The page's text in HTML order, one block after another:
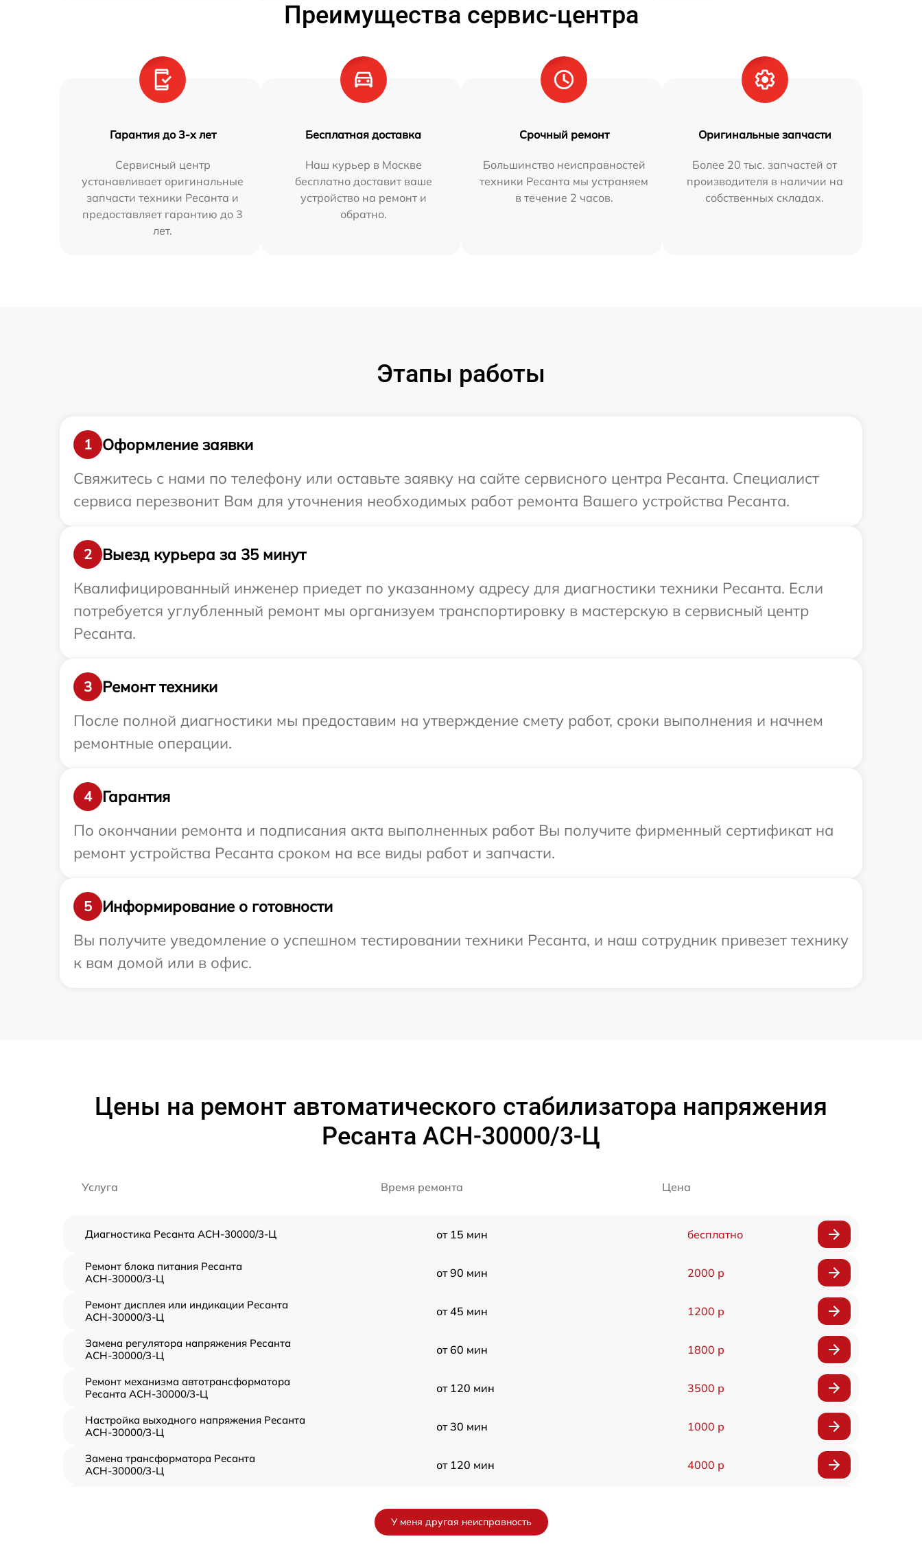
Преимущества сервис-центра
Гарантия до 3-х лет
Сервисный центр
устанавливает оригинальные
запчасти техники Ресанта и
предоставляет гарантию до 3
лет.
Бесплатная доставка
Наш курьер в Москве
бесплатно доставит ваше
устройство на ремонт и
обратно.
Срочный ремонт
Большинство неисправностей
техники Ресанта мы устраняем
в течение 2 часов.
Оригинальные запчасти
Более 20 тыс. запчастей от
производителя в наличии на
собственных складах.
Этапы работы
1
Оформление заявки
Свяжитесь с нами по телефону или оставьте заявку на сайте сервисного центра Ресанта. Специалист
сервиса перезвонит Вам для уточнения необходимых работ ремонта Вашего устройства Ресанта.
2
Выезд курьера за 35 минут
Квалифицированный инженер приедет по указанному адресу для диагностики техники Ресанта. Если
потребуется углубленный ремонт мы организуем транспортировку в мастерскую в сервисный центр
Ресанта.
3
Ремонт техники
После полной диагностики мы предоставим на утверждение смету работ, сроки выполнения и начнем
ремонтные операции.
4
Гарантия
По окончании ремонта и подписания акта выполненных работ Вы получите фирменный сертификат на
ремонт устройства Ресанта сроком на все виды работ и запчасти.
5
Информирование о готовности
Вы получите уведомление о успешном тестировании техники Ресанта, и наш сотрудник привезет технику
к вам домой или в офис.
Цены на ремонт автоматического стабилизатора напряжения
Ресанта АСН-30000/3-Ц
Услуга Время ремонта Цена
Диагностика Ресанта АСН-30000/3-Ц от 15 мин бесплатно
Ремонт блока питания Ресанта
АСН-30000/3-Ц
от 90 мин 2000 р
Ремонт дисплея или индикации Ресанта
АСН-30000/3-Ц
от 45 мин 1200 р
Замена регулятора напряжения Ресанта
АСН-30000/3-Ц
от 60 мин 1800 р
Ремонт механизма автотрансформатора
Ресанта АСН-30000/3-Ц
от 120 мин 3500 р
Настройка выходного напряжения Ресанта
АСН-30000/3-Ц
от 30 мин 1000 р
Замена трансформатора Ресанта
АСН-30000/3-Ц
от 120 мин 4000 р
У меня другая неисправность